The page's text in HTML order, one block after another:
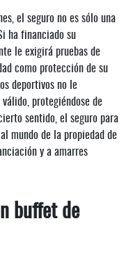
el seguro no es sólo una
ha financiado su
le exigirá pruebas de
como protección de su
deportivos no le
protegiéndose de
sentido, el seguro para
mundo de la propiedad de
y a amarres
buffet de